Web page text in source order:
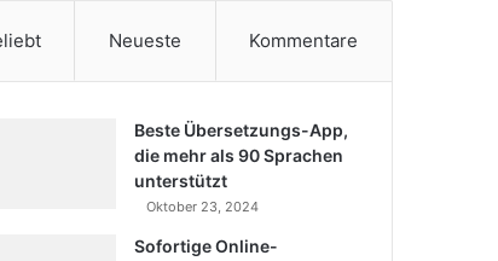
Neueste Kommentare
Beste Übersetzungs-App,
die mehr als 90 Sprachen
unterstützt
Oktober 23, 2024
Sofortige Online-